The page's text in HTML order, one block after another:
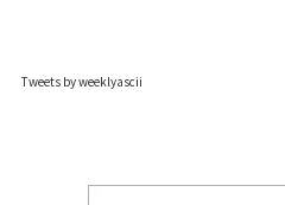
Tweets by weeklyascii